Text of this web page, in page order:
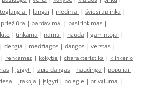
| langai | mediniai | šviesi aplinka |
priežiūra | pardavimai | pasirinkimas |
| tinkama | namui | nauda | gamintojai |
| dengia | medžiagos | dangos | verstas |
| renkamės | kokybė | charakteristika | klinkerio
| įsigyti | apie dangas | naudinga | populiari
| įtakoja | įsigyti | po egle | privalumai |